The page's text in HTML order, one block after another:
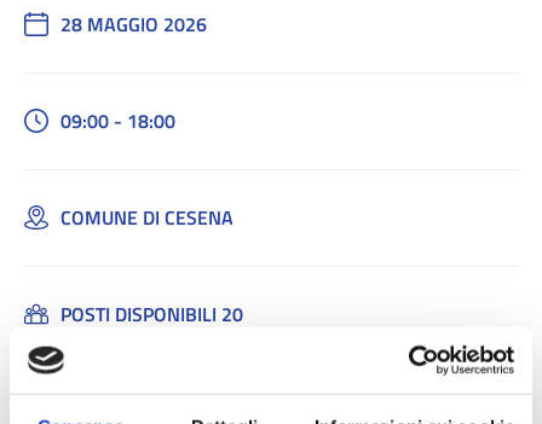
28 MAGGIO 2026
09:00 - 18:00
COMUNE DI CESENA
POSTI DISPONIBILI 20